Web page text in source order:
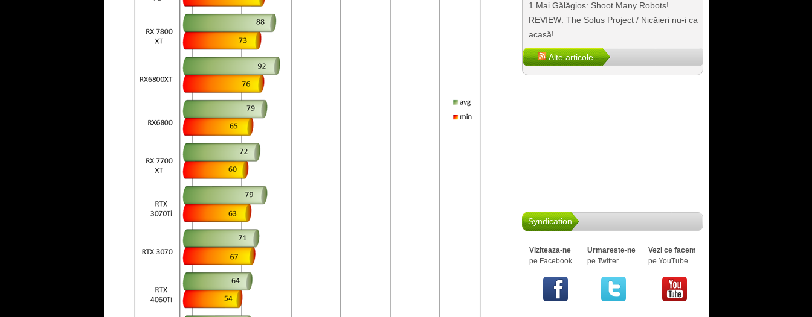
1 Mai Gălăgios: Shoot Many Robots!
REVIEW: The Solus Project / Nicăieri nu-i ca
acasă!
Alte articole
Syndication
Viziteaza-ne
pe Facebook
Urmareste-ne
pe Twitter
Vezi ce facem
pe YouTube